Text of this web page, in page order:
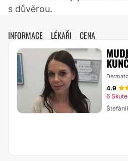
s důvěrou.
INFORMACE LÉKAŘI CENA
4.9
6